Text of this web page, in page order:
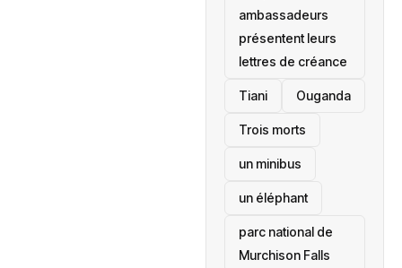
ambassadeurs
présentent leurs
lettres de créance
Tiani ‎Ouganda
Trois morts
un minibus
un éléphant
parc national de
Murchison Falls